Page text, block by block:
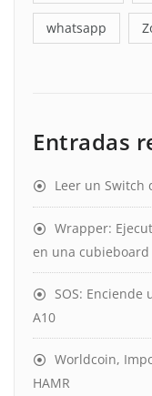
whatsapp
Entradas
Leer un Switch
Wrapper:
en una cubieboard
SOS: Enciende
A10
Worldcoin,
HAMR